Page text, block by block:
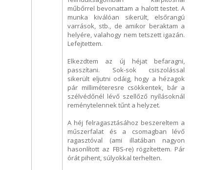
műbőrrel bevonattam a halott testet. A
munka kiválóan sikerült, elsőrangú
varrások, stb., de amikor beraktam a
helyére, valahogy nem tetszett igazán.
Lefejtettem.
Elkezdtem az új héjat befaragni,
passzítani. Sok-sok csiszolással
sikerült eljutni odáig, hogy a hézagok
pár milliméteresre csökkentek, bár a
szélvédőnél lévő szellőző nyílásoknál
reménytelennek tűnt a helyzet.
A héj felragasztásához beszereltem a
műszerfalat és a csomagban lévő
ragasztóval (ami illatában nagyon
hasonlított az FBS-re) rögzítettem. Pár
órát pihent, súlyokkal terhelten.